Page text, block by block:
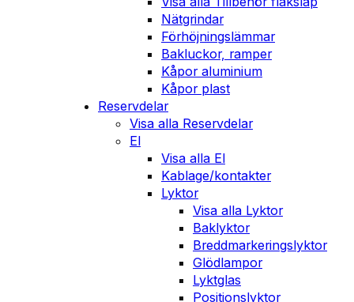
Nätgrindar
Förhöjningslämmar
Bakluckor, ramper
Kåpor aluminium
Kåpor plast
Reservdelar
Visa alla Reservdelar
El
Visa alla El
Kablage/kontakter
Lyktor
Visa alla Lyktor
Baklyktor
Breddmarkeringslyktor
Glödlampor
Lyktglas
Positionslyktor